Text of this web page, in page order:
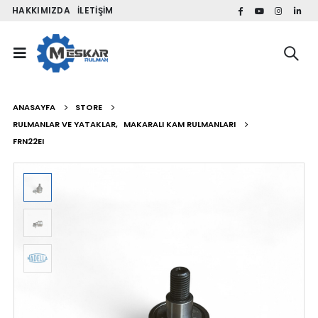
HAKKIMIZDA İLETIŞIM
ANASAYFA
STORE
RULMANLAR VE YATAKLAR, MAKARALI KAM RULMANLARI
FRN22EI